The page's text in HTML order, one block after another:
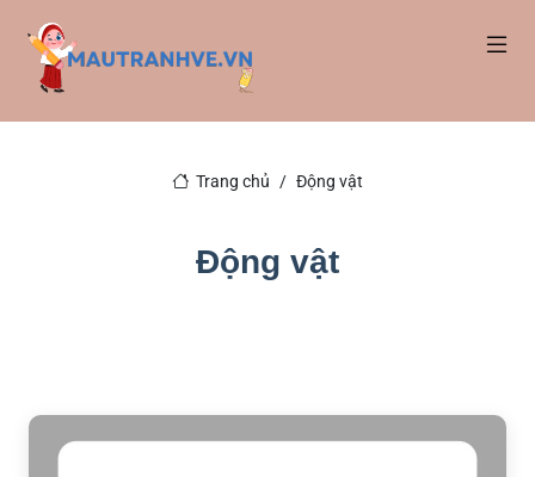
Trang chủ Động vật
Động vật